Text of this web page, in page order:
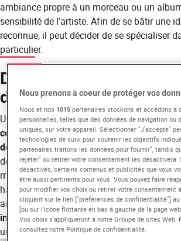
ambiance propre à un morceau ou un
sensibilité de l’artiste. Afin de se bâtir une
reconnue, il peut décider de se spécialiser
particulier.
Description du métier
du son studio
Un ingénieur mastering performant possède
connaissances techniques en son, ainsi
des hautes technologies.Lui-même
développer sasensibilité artistiquepour
musicale des artistes. Son rôle est de créer
harmonie propre à chaque session
ailleurs, l’ingénieur du son studio est
initiatives: savoir valoriser et argumenter
un atout pour se démarquer.
Nous prenons à coeur de protéger vos
Nous et nos 1015 partenaires stockons et accédons à
personnelles, telles que des données de navigation ou
uniques, sur votre appareil. Sélectionner "J'accepte"
technologies de suivi pour soutenir les objectifs
partenaires traitons les données pour fournir", tandis
rejeter" ou retirer votre consentement les
désactivés, certains contenus et publicités que vous
être aussi pertinents pour vous. Vous pouvez faire
pour modifier vos choix ou retirer votre consentement
cliquant sur le lien ["préférences de confidentialité"] au
[ou sur l'icône flottante en bas à gauche de la page
Vos choix s'appliqueront à notre Groupe de sites Web.
consultez notre Politique de confidentialité.